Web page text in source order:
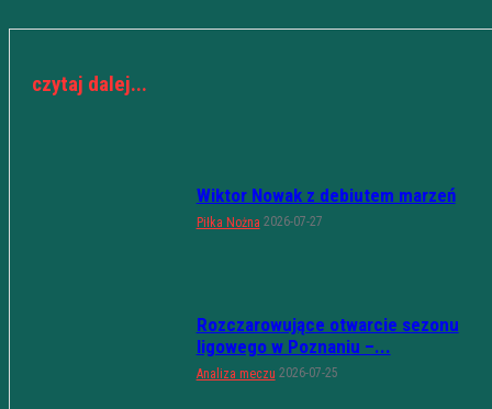
czytaj dalej...
Wiktor Nowak z debiutem marzeń
Piłka Nożna 2026-07-27
Rozczarowujące otwarcie sezonu
ligowego w Poznaniu –...
Analiza meczu 2026-07-25